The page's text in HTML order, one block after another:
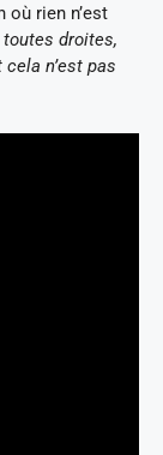
rien n’est
droites,
n’est pas